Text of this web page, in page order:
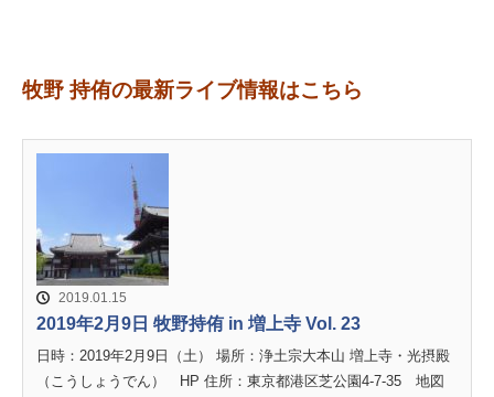
牧野 持侑の最新ライブ情報はこちら
2019.01.15
2019年2月9日 牧野持侑 in 増上寺 Vol. 23
日時：2019年2月9日（土） 場所：浄土宗大本山 増上寺・光摂殿
（こうしょうでん） HP 住所：東京都港区芝公園4-7-35 地図